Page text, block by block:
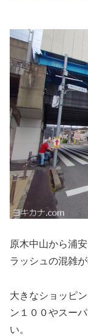
原木中山から浦
ラッシュの混雑が
大きなショッピ
ン１００やスー
い。